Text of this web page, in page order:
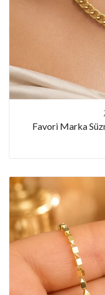
Favori Marka